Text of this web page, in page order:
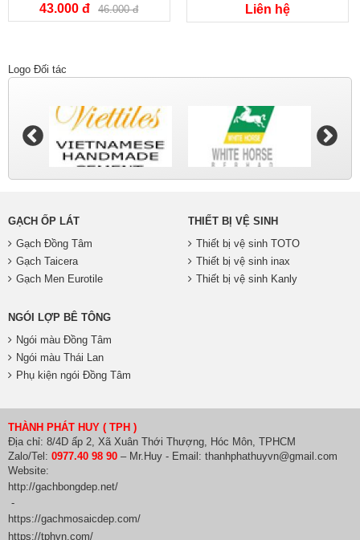
43.000 đ 46.000 đ Liên hệ
Logo Đối tác
GẠCH ỐP LÁT
Gạch Đồng Tâm
Gạch Taicera
Gạch Men Eurotile
THIẾT BỊ VỆ SINH
Thiết bị vệ sinh TOTO
Thiết bị vệ sinh inax
Thiết bị vệ sinh Kanly
NGÓI LỢP BÊ TÔNG
Ngói màu Đồng Tâm
Ngói màu Thái Lan
Phụ kiện ngói Đồng Tâm
THÀNH PHÁT HUY ( TPH )
Địa chỉ: 8/4D ấp 2, Xã Xuân Thới Thượng, Hóc Môn, TPHCM
Zalo/Tel: 0977.40 98 90 – Mr.Huy - Email: thanhphathuyvn@gmail.com
Website:
http://gachbongdep.net/
-
https://gachmosaicdep.com/
https://tphvn.com/